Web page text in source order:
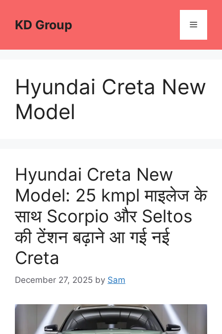
contentKD Group Menu
Hyundai Creta New
Model
Hyundai Creta New
Model: 25 kmpl माइलेज के
साथ Scorpio और Seltos
की टेंशन बढ़ाने आ गई नई
Creta
December 27, 2025 by Sam